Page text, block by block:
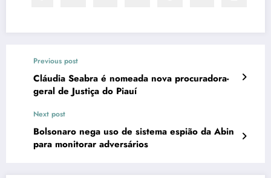
Previous post
Cláudia Seabra é nomeada nova procuradora-
geral de Justiça do Piauí
Next post
Bolsonaro nega uso de sistema espião da Abin
para monitorar adversários